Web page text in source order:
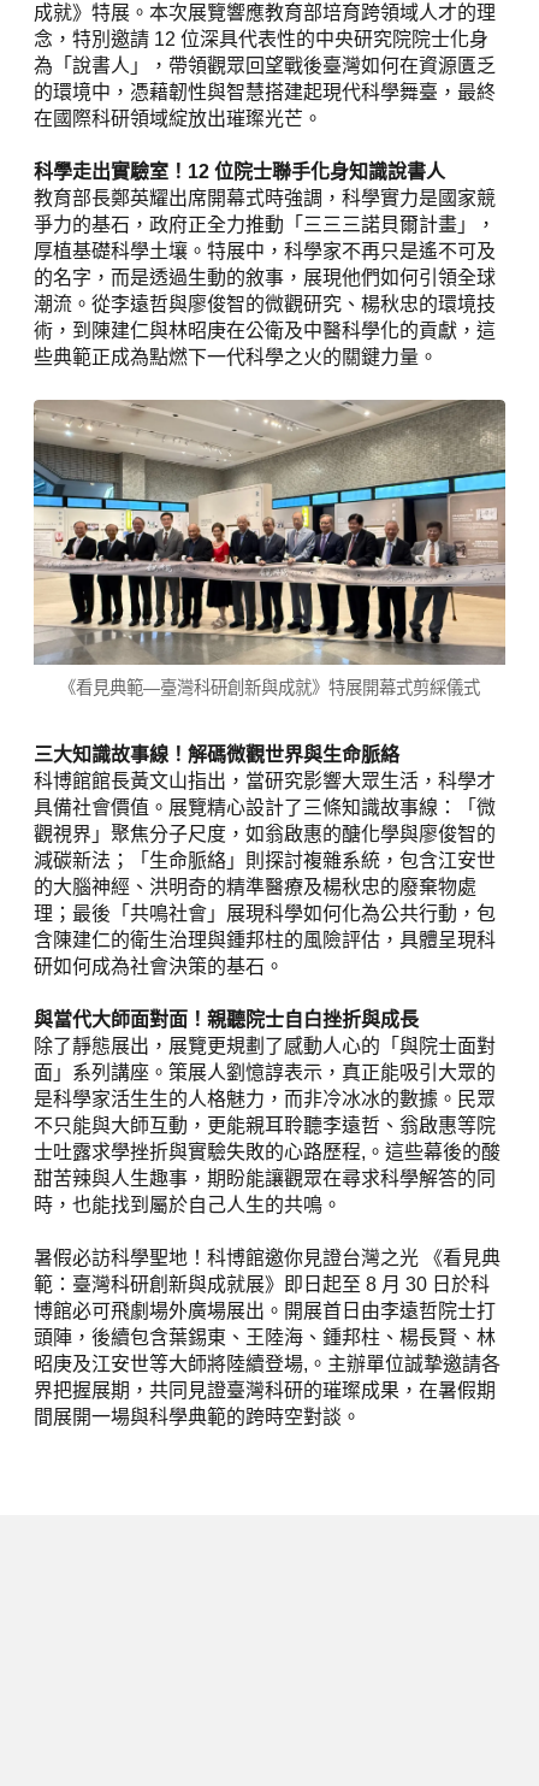
成就》特展。本次展覽響應教育部培育跨領域人才的理
念，特別邀請 12 位深具代表性的中央研究院院士化身
為「說書人」，帶領觀眾回望戰後臺灣如何在資源匱乏
的環境中，憑藉韌性與智慧搭建起現代科學舞臺，最終
在國際科研領域綻放出璀璨光芒。
科學走出實驗室！12 位院士聯手化身知識說書人
教育部長鄭英耀出席開幕式時強調，科學實力是國家競
爭力的基石，政府正全力推動「三三三諾貝爾計畫」，
厚植基礎科學土壤。特展中，科學家不再只是遙不可及
的名字，而是透過生動的敘事，展現他們如何引領全球
潮流。從李遠哲與廖俊智的微觀研究、楊秋忠的環境技
術，到陳建仁與林昭庚在公衛及中醫科學化的貢獻，這
些典範正成為點燃下一代科學之火的關鍵力量。
《看見典範—臺灣科研創新與成就》特展開幕式剪綵儀式
三大知識故事線！解碼微觀世界與生命脈絡
科博館館長黃文山指出，當研究影響大眾生活，科學才
具備社會價值。展覽精心設計了三條知識故事線：「微
觀視界」聚焦分子尺度，如翁啟惠的醣化學與廖俊智的
減碳新法；「生命脈絡」則探討複雜系統，包含江安世
的大腦神經、洪明奇的精準醫療及楊秋忠的廢棄物處
理；最後「共鳴社會」展現科學如何化為公共行動，包
含陳建仁的衛生治理與鍾邦柱的風險評估，具體呈現科
研如何成為社會決策的基石。
與當代大師面對面！親聽院士自白挫折與成長
除了靜態展出，展覽更規劃了感動人心的「與院士面對
面」系列講座。策展人劉憶諄表示，真正能吸引大眾的
是科學家活生生的人格魅力，而非冷冰冰的數據。民眾
不只能與大師互動，更能親耳聆聽李遠哲、翁啟惠等院
士吐露求學挫折與實驗失敗的心路歷程,。這些幕後的酸
甜苦辣與人生趣事，期盼能讓觀眾在尋求科學解答的同
時，也能找到屬於自己人生的共鳴。
暑假必訪科學聖地！科博館邀你見證台灣之光 《看見典
範：臺灣科研創新與成就展》即日起至 8 月 30 日於科
博館必可飛劇場外廣場展出。開展首日由李遠哲院士打
頭陣，後續包含葉錫東、王陸海、鍾邦柱、楊長賢、林
昭庚及江安世等大師將陸續登場,。主辦單位誠摯邀請各
界把握展期，共同見證臺灣科研的璀璨成果，在暑假期
間展開一場與科學典範的跨時空對談。